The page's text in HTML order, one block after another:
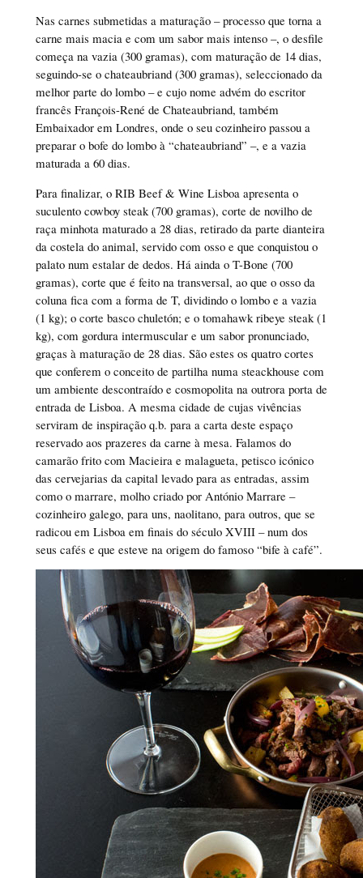
Nas carnes submetidas a maturação – processo que torna a
carne mais macia e com um sabor mais intenso –, o desfile
começa na vazia (300 gramas), com maturação de 14 dias,
seguindo-se o chateaubriand (300 gramas), seleccionado da
melhor parte do lombo – e cujo nome advém do escritor
francês François-René de Chateaubriand, também
Embaixador em Londres, onde o seu cozinheiro passou a
preparar o bofe do lombo à “chateaubriand” –, e a vazia
maturada a 60 dias.
Para finalizar, o RIB Beef & Wine Lisboa apresenta o
suculento cowboy steak (700 gramas), corte de novilho de
raça minhota maturado a 28 dias, retirado da parte dianteira
da costela do animal, servido com osso e que conquistou o
palato num estalar de dedos. Há ainda o T-Bone (700
gramas), corte que é feito na transversal, ao que o osso da
coluna fica com a forma de T, dividindo o lombo e a vazia
(1 kg); o corte basco chuletón; e o tomahawk ribeye steak (1
kg), com gordura intermuscular e um sabor pronunciado,
graças à maturação de 28 dias. São estes os quatro cortes
que conferem o conceito de partilha numa steackhouse com
um ambiente descontraído e cosmopolita na outrora porta de
entrada de Lisboa. A mesma cidade de cujas vivências
serviram de inspiração q.b. para a carta deste espaço
reservado aos prazeres da carne à mesa. Falamos do
camarão frito com Macieira e malagueta, petisco icónico
das cervejarias da capital levado para as entradas, assim
como o marrare, molho criado por António Marrare –
cozinheiro galego, para uns, naolitano, para outros, que se
radicou em Lisboa em finais do século XVIII – num dos
seus cafés e que esteve na origem do famoso “bife à café”.